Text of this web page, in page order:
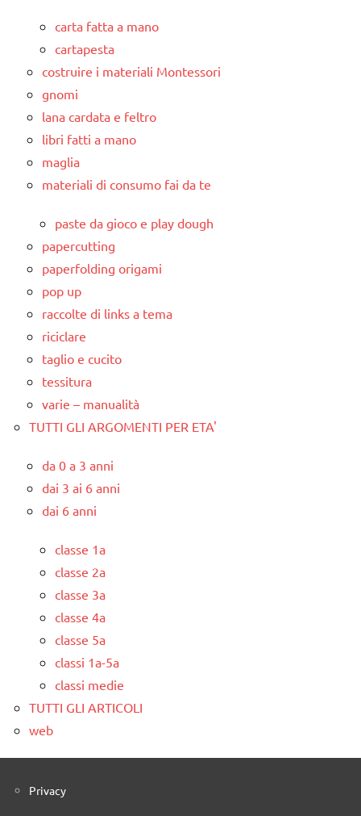
carta fatta a mano
cartapesta
costruire i materiali Montessori
gnomi
lana cardata e feltro
libri fatti a mano
maglia
materiali di consumo fai da te
paste da gioco e play dough
papercutting
paperfolding origami
pop up
raccolte di links a tema
riciclare
taglio e cucito
tessitura
varie – manualità
TUTTI GLI ARGOMENTI PER ETA'
da 0 a 3 anni
dai 3 ai 6 anni
dai 6 anni
classe 1a
classe 2a
classe 3a
classe 4a
classe 5a
classi 1a-5a
classi medie
TUTTI GLI ARTICOLI
web
Privacy